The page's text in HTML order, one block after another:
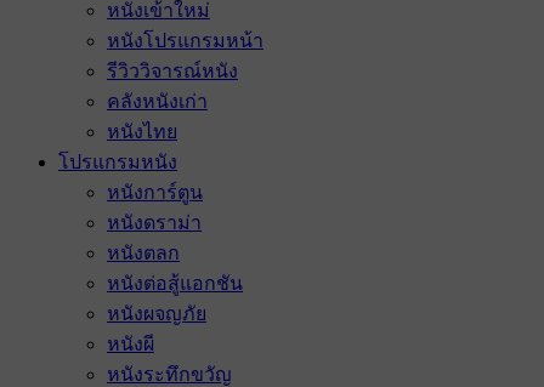
หนังเข้าใหม่
หนังโปรแกรมหน้า
รีวิววิจารณ์หนัง
คลังหนังเก่า
หนังไทย
โปรแกรมหนัง
หนังการ์ตูน
หนังดราม่า
หนังตลก
หนังต่อสู้แอกชัน
หนังผจญภัย
หนังผี
หนังระทึกขวัญ